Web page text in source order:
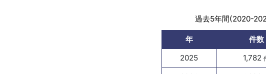
過去5年間(2020-
年 件数
2025
1,782